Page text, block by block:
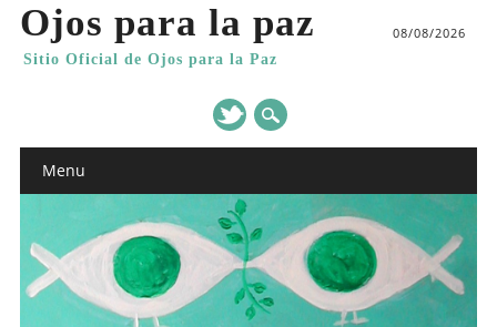
Ojos para la paz
Sitio Oficial de Ojos para la Paz
08/08/2026
Main menu
Menu